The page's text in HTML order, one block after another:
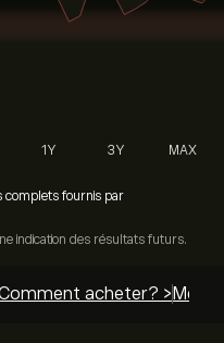
1Y 3Y MAX
complets fournis par
indication des résultats futurs.
acheter? >